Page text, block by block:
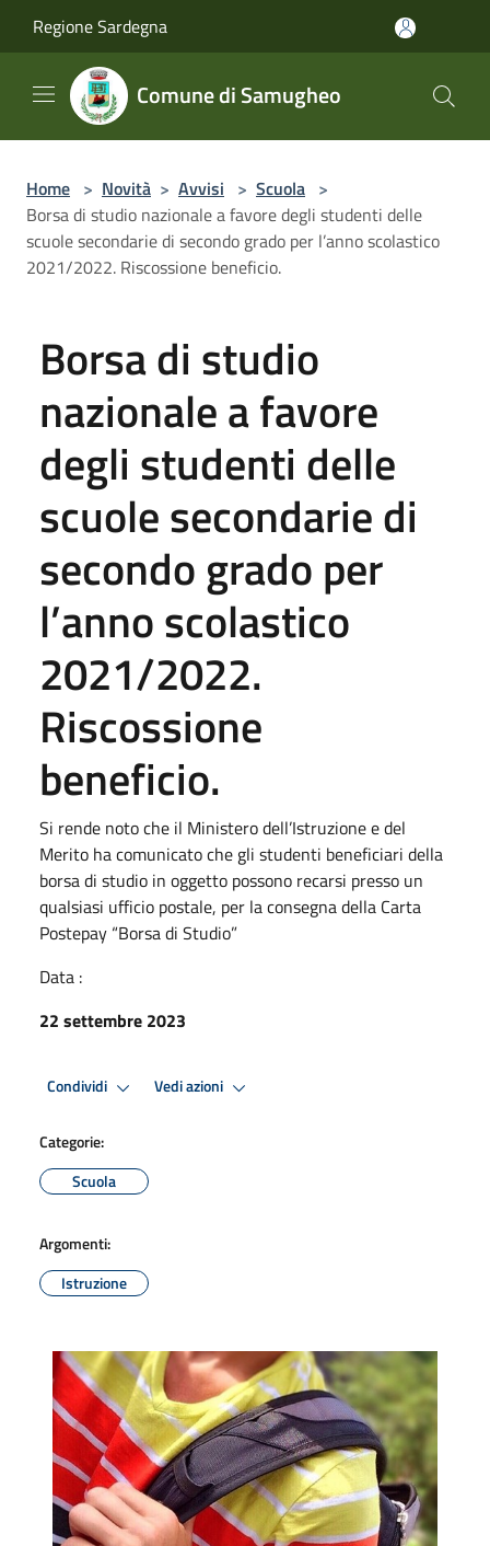
Regione Sardegna
Comune di Samugheo
Home > Novità > Avvisi > Scuola >
Borsa di studio nazionale a favore degli studenti delle
scuole secondarie di secondo grado per l’anno scolastico
2021/2022. Riscossione beneficio.
Borsa di studio
nazionale a favore
degli studenti delle
scuole secondarie di
secondo grado per
l’anno scolastico
2021/2022.
Riscossione
beneficio.
Si rende noto che il Ministero dell’Istruzione e del
Merito ha comunicato che gli studenti beneficiari della
borsa di studio in oggetto possono recarsi presso un
qualsiasi ufficio postale, per la consegna della Carta
Postepay “Borsa di Studio”
Data :
22 settembre 2023
Condividi Vedi azioni
Categorie:
Scuola
Argomenti:
Istruzione